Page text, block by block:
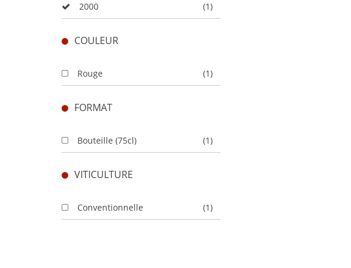
2000 (1)
COULEUR
Rouge (1)
FORMAT
Bouteille (75cl) (1)
VITICULTURE
Conventionnelle (1)